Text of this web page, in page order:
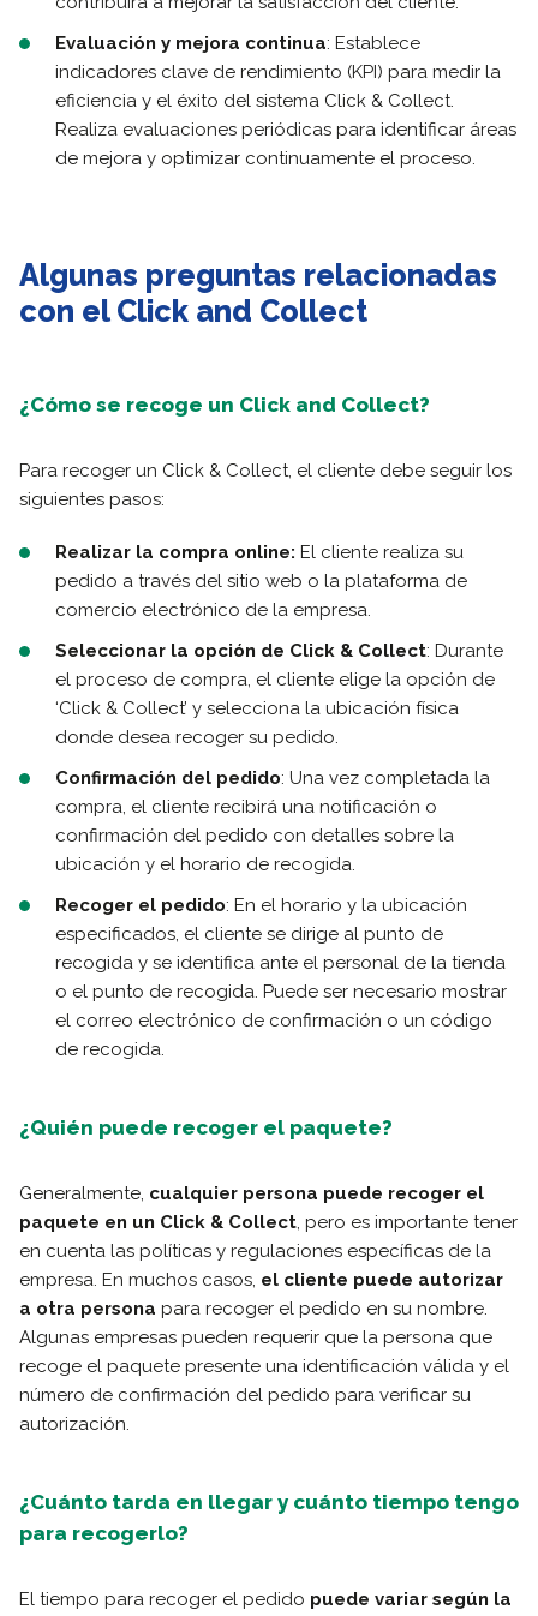
Evaluación y mejora continua: Establece
indicadores clave de rendimiento (KPI) para medir la
eficiencia y el éxito del sistema Click & Collect.
Realiza evaluaciones periódicas para identificar áreas
de mejora y optimizar continuamente el proceso.
Algunas preguntas relacionadas
con el Click and Collect
¿Cómo se recoge un Click and Collect?
Para recoger un Click & Collect, el cliente debe seguir los
siguientes pasos:
Realizar la compra online: El cliente realiza su
pedido a través del sitio web o la plataforma de
comercio electrónico de la empresa.
Seleccionar la opción de Click & Collect: Durante
el proceso de compra, el cliente elige la opción de
‘Click & Collect’ y selecciona la ubicación física
donde desea recoger su pedido.
Confirmación del pedido: Una vez completada la
compra, el cliente recibirá una notificación o
confirmación del pedido con detalles sobre la
ubicación y el horario de recogida.
Recoger el pedido: En el horario y la ubicación
especificados, el cliente se dirige al punto de
recogida y se identifica ante el personal de la tienda
o el punto de recogida. Puede ser necesario mostrar
el correo electrónico de confirmación o un código
de recogida.
¿Quién puede recoger el paquete?
Generalmente, cualquier persona puede recoger el
paquete en un Click & Collect, pero es importante tener
en cuenta las políticas y regulaciones específicas de la
empresa. En muchos casos, el cliente puede autorizar
a otra persona para recoger el pedido en su nombre.
Algunas empresas pueden requerir que la persona que
recoge el paquete presente una identificación válida y el
número de confirmación del pedido para verificar su
autorización.
¿Cuánto tarda en llegar y cuánto tiempo tengo
para recogerlo?
El tiempo para recoger el pedido puede variar según la